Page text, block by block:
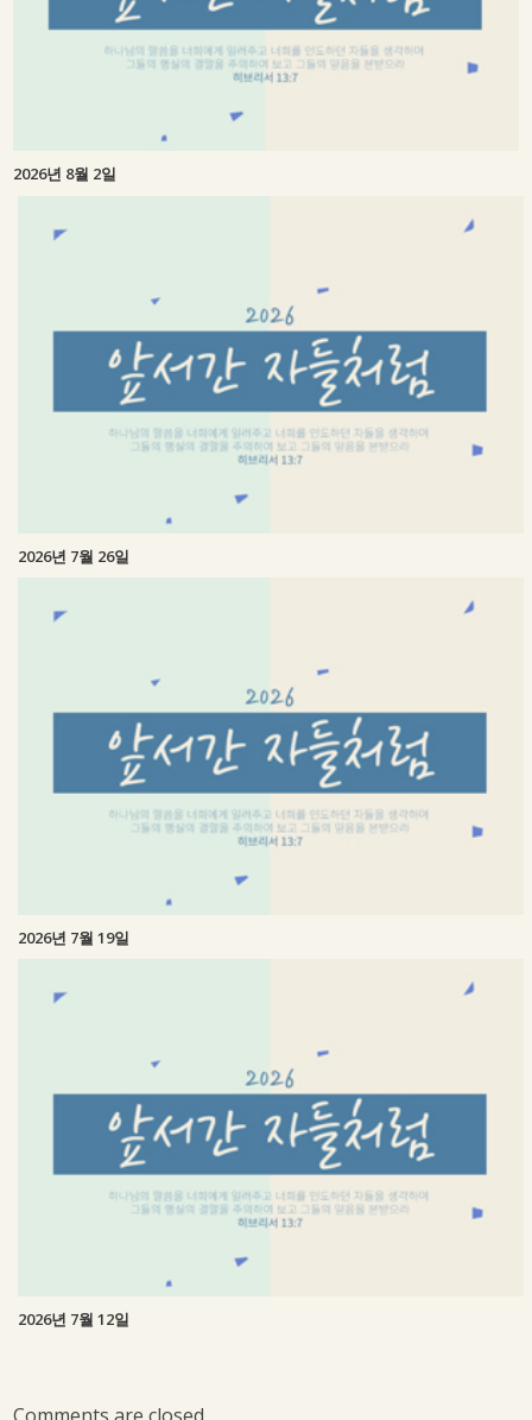
2026년 8월 2일
2026년 7월 26일
2026년 7월 19일
2026년 7월 12일